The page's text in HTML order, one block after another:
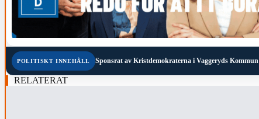
POLITISKT INNEHÅLL Sponsrat av Kristdemokraterna i Vaggeryds Kommun
RELATERAT